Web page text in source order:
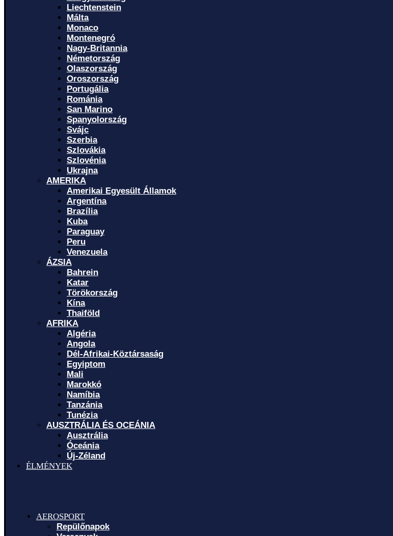
Liechtenstein
Málta
Monaco
Montenegró
Nagy-Britannia
Németország
Olaszország
Oroszország
Portugália
Románia
San Marino
Spanyolország
Svájc
Szerbia
Szlovákia
Szlovénia
Ukrajna
AMERIKA
Amerikai Egyesült Államok
Argentína
Brazília
Kuba
Paraguay
Peru
Venezuela
ÁZSIA
Bahrein
Katar
Törökország
Kína
Thaiföld
AFRIKA
Algéria
Angola
Dél-Afrikai-Köztársaság
Egyiptom
Mali
Marokkó
Namíbia
Tanzánia
Tunézia
AUSZTRÁLIA ÉS OCEÁNIA
Ausztrália
Óceánia
Új-Zéland
ÉLMÉNYEK
AEROSPORT
Repülőnapok